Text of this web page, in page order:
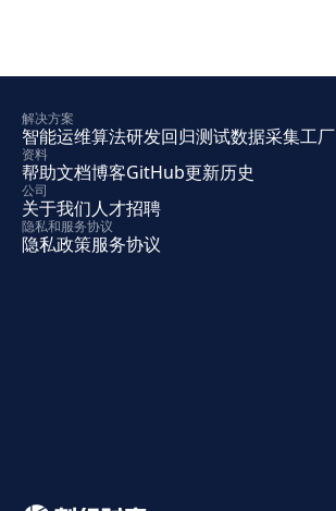
解决方案
智能运维算法研发回归测试数据采集工厂
资料
帮助文档博客GitHub更新历史
公司
关于我们人才招聘
隐私和服务协议
隐私政策服务协议